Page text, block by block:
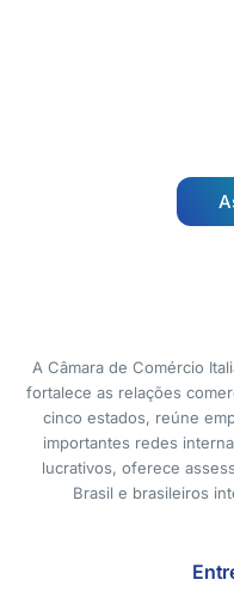
A Câmara de Comércio
fortalece as relações
cinco estados, reúne
importantes redes
lucrativos, oferece
Brasil e brasileiros